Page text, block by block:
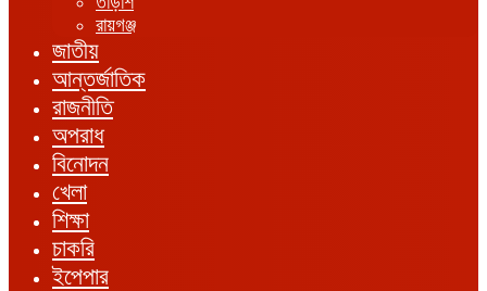
রায়গঞ্জ
জাতীয়
আন্তর্জাতিক
রাজনীতি
অপরাধ
বিনোদন
খেলা
শিক্ষা
চাকরি
ইপেপার